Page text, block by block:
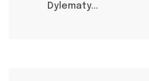
Dylematy...